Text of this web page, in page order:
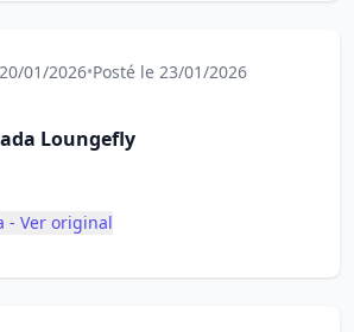
01/2026•Posté le 23/01/2026
Loungefly
- Ver original